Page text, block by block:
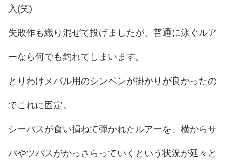
入(笑)
失敗作も織り混ぜて投げましたが、普通に泳ぐルア
ーなら何でも釣れてしまいます。
とりわけメバル用のシンペンが掛かりが良かったの
でこれに固定。
シーバスが食い損ねて弾かれたルアーを、横からサ
バやツバスがかっさらっていくという状況が延々と